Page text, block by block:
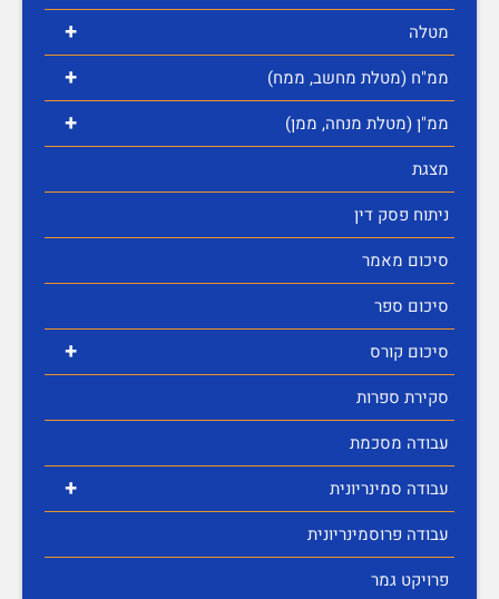
+ מטלה
+ ממ"ח (מטלת מחשב, ממח)
+
ממ"ן (מטלת מנחה, ממן)
מצגת
ניתוח פסק דין
סיכום מאמר
סיכום ספר
+
סיכום קורס
סקירת ספרות
עבודה מסכמת
+
עבודה סמינריונית
עבודה פרוסמינריונית
פרויקט גמר